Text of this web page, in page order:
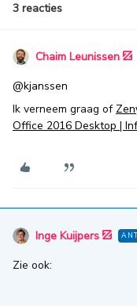
3 reacties
Chaim Leunissen
@kjanssen
Ik verneem graag of
Office 2016 Desktop |
Inge Kuijpers
Zie ook: